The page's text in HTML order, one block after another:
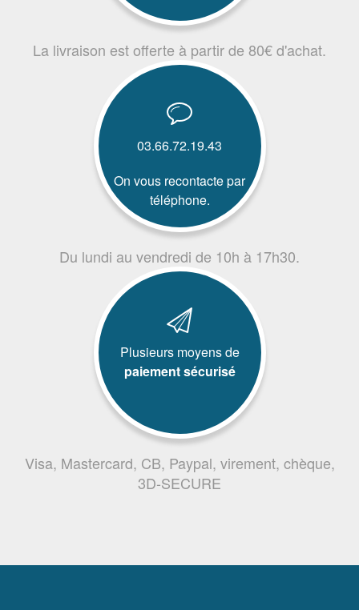
La livraison est offerte à partir de 80€ d'achat.
03.66.72.19.43
On vous recontacte par
téléphone.
Du lundi au vendredi de 10h à 17h30.
Plusieurs moyens de
paiement sécurisé
Visa, Mastercard, CB, Paypal, virement, chèque,
3D-SECURE